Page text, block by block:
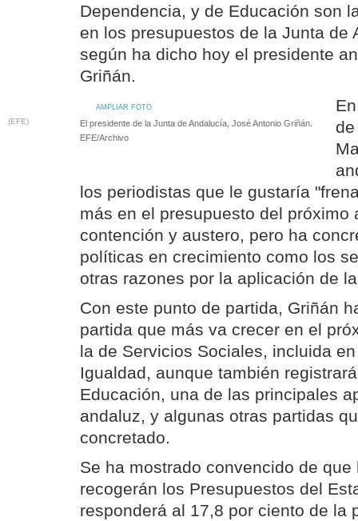
Dependencia, y de Educación son
en los presupuestos de la Junta de
según ha dicho hoy el presidente
Griñán.
AMPLIAR FOTO
(EFE)
El presidente de la Junta de Andalucía, José Antonio Griñán.
EFE/Archivo
los periodistas que le gustaría
más en el presupuesto del próximo
contención y austero, pero ha
políticas en crecimiento como los
otras razones por la aplicación de
Con este punto de partida, Griñán
partida que más va crecer en el
la de Servicios Sociales, incluida
Igualdad, aunque también
Educación, una de las principales
andaluz, y algunas otras partidas
concretado.
Se ha mostrado convencido de
recogerán los Presupuestos del
responderá al 17,8 por ciento de la